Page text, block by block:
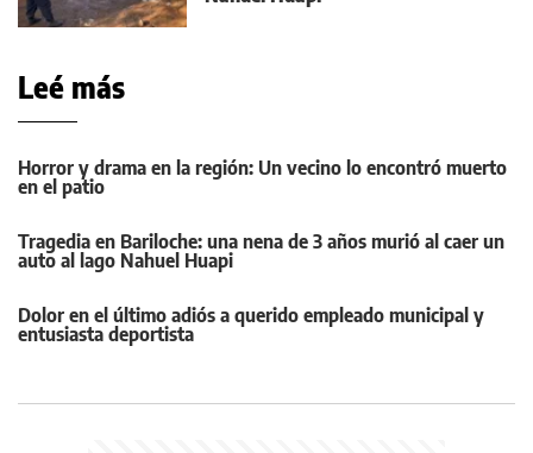
Leé más
Horror y drama en la región: Un vecino lo encontró muerto
en el patio
Tragedia en Bariloche: una nena de 3 años murió al caer un
auto al lago Nahuel Huapi
Dolor en el último adiós a querido empleado municipal y
entusiasta deportista